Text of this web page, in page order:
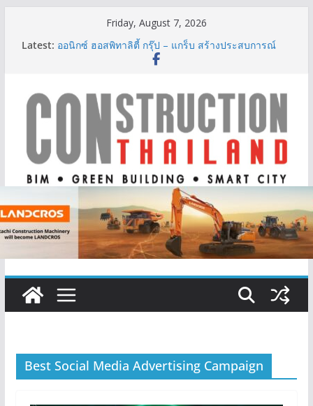
Friday, August 7, 2026
Latest: ออนิกซ์ ฮอสพิทาลิตี้ กรุ๊ป – แกร็บ สร้างประสบการณ์
การเดินทางที่สะดวกยิ่งขึ้น ภายใต้แนวคิด “More of
Construction & Mining” ขับเคลื่อนอุตสาหกรรม
ก่อสร้างและเหมืองแร่สู่สังคมคาร์บอนต่ำอย่างยั่งยืน
ลลิล พร็อพเพอร์ตี้ ก้าวสู่ปีที่ 40 ยึดลูกค้าเป็นศูนย์กลาง
เดินหน้าสร้างการเติบโตอย่างยั่งยืน
IHG Hotels & Resorts เปิดตัว ฮอลิเดย์ อินน์ เอ็กซ์เพรส
ผู้เชี่ยวชาญด้านวิศวกรรมโครงสร้างเสนอแผนปฏิรูป
มาตรฐานตั้งแต่การออกแบบถึงการตรวจสอบอาคารไทย
รับมือแผ่นดินไหว
Best Social Media Advertising Campaign